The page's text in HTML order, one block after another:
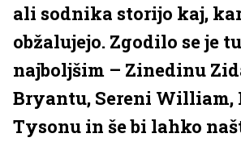
ali sodnika storijo kaj,
obžalujejo. Zgodilo se je
najboljšim – Zinedinu
Bryantu, Sereni
Tysonu in še bi lahko